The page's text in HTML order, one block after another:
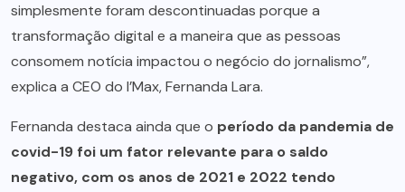
simplesmente foram descontinuadas porque a
transformação digital e a maneira que as pessoas
consomem notícia impactou o negócio do jornalismo”,
explica a CEO do I’Max, Fernanda Lara.
Fernanda destaca ainda que o período da pandemia de
covid-19 foi um fator relevante para o saldo
negativo, com os anos de 2021 e 2022 tendo